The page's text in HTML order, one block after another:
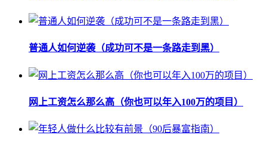
普通人如何逆袭（成功可不是一条路走到黑）
网上工资怎么那么高（你也可以年入100万的项目）